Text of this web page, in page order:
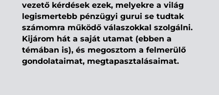
vezető kérdések ezek, melyekre a világ
legismertebb pénzügyi gurui se tudtak
számomra működő válaszokkal szolgálni.
Kijárom hát a saját utamat (ebben a
témában is), és megosztom a felmerülő
gondolataimat, megtapasztalásaimat.